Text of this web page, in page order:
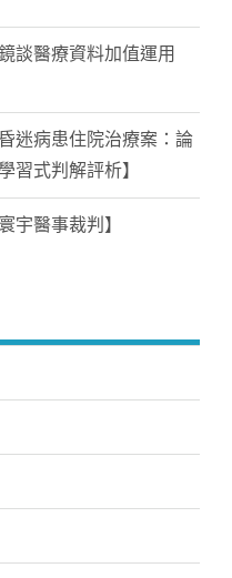
談醫療資料加值運用
迷病患住院治療案：論
習式判解評析】
宇醫事裁判】